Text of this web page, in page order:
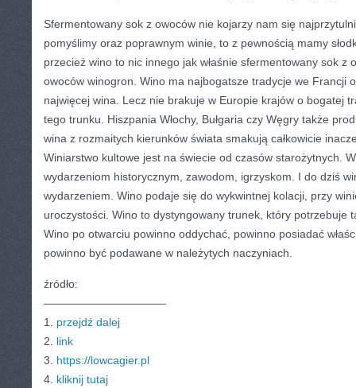
Sfermentowany sok z owoców nie kojarzy nam się
pomyślimy oraz poprawnym winie, to z pewnością mamy
przecież wino to nic innego jak właśnie sfermentowany sok z
owoców winogron. Wino ma najbogatsze tradycje we Francji
najwięcej wina. Lecz nie brakuje w Europie krajów o bogatej
tego trunku. Hiszpania Włochy, Bułgaria czy Węgry także
wina z rozmaitych kierunków świata smakują całkowicie
Winiarstwo kultowe jest na świecie od czasów starożytnych.
wydarzeniom historycznym, zawodom, igrzyskom. I do dziś
wydarzeniem. Wino podaje się do wykwintnej kolacji, przy
uroczystości. Wino to dystyngowany trunek, który potrzebuje
Wino po otwarciu powinno oddychać, powinno posiadać
powinno być podawane w należytych naczyniach.
źródło:
———————————
1. przejdź dalej
2. link
3. https://lowcagier.pl
4. kliknij tutaj